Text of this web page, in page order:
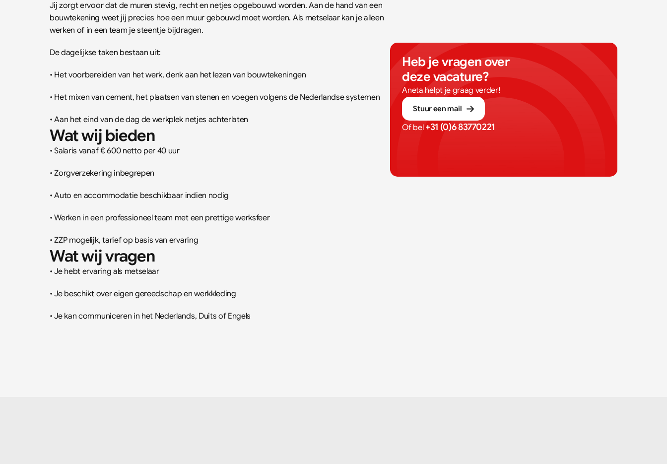
Jij zorgt ervoor dat de muren stevig, recht en netjes opgebouwd worden. Aan de hand van een
bouwtekening weet jij precies hoe een muur gebouwd moet worden. Als metselaar kan je alleen
werken of in een team je steentje bijdragen.
De dagelijkse taken bestaan uit:
• Het voorbereiden van het werk, denk aan het lezen van bouwtekeningen
• Het mixen van cement, het plaatsen van stenen en voegen volgens de Nederlandse systemen
• Aan het eind van de dag de werkplek netjes achterlaten
Wat wij bieden
• Salaris vanaf € 600 netto per 40 uur
• Zorgverzekering inbegrepen
• Auto en accommodatie beschikbaar indien nodig
• Werken in een professioneel team met een prettige werksfeer
• ZZP mogelijk, tarief op basis van ervaring
Wat wij vragen
• Je hebt ervaring als metselaar
• Je beschikt over eigen gereedschap en werkkleding
• Je kan communiceren in het Nederlands, Duits of Engels
Heb je vragen over
deze vacature?
Aneta helpt je graag verder!
Stuur een mail
Of bel +31 (0)6 83770221